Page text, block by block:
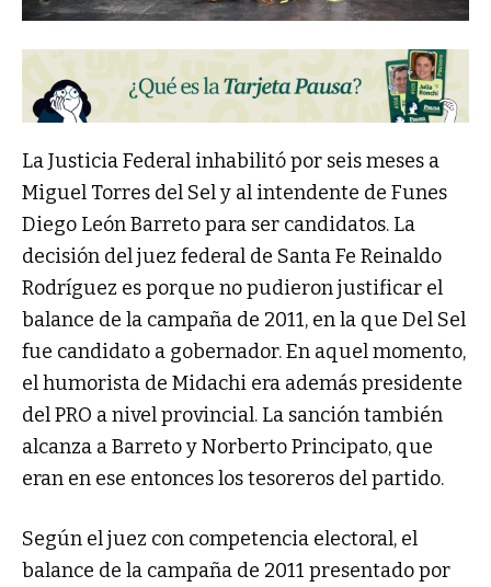
La Justicia Federal inhabilitó por seis meses a
Miguel Torres del Sel y al intendente de Funes
Diego León Barreto para ser candidatos. La
decisión del juez federal de Santa Fe Reinaldo
Rodríguez es porque no pudieron justificar el
balance de la campaña de 2011, en la que Del Sel
fue candidato a gobernador. En aquel momento,
el humorista de Midachi era además presidente
del PRO a nivel provincial. La sanción también
alcanza a Barreto y Norberto Principato, que
eran en ese entonces los tesoreros del partido.
Según el juez con competencia electoral, el
balance de la campaña de 2011 presentado por